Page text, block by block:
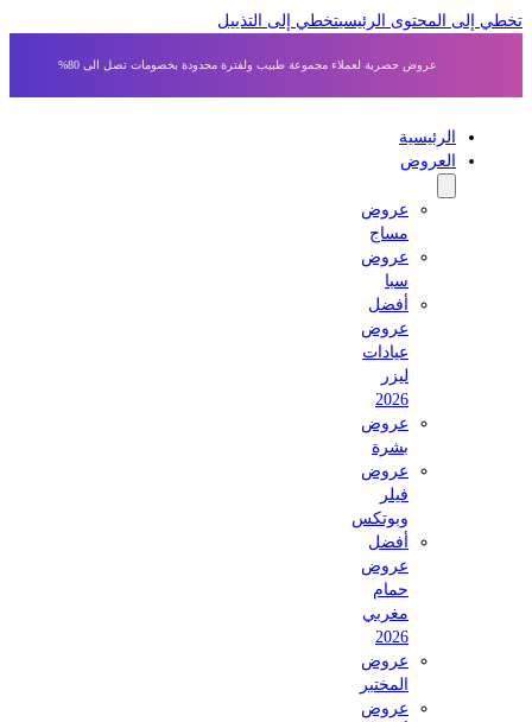
إلى المحتوى الرئيسي تخطي إلى التذييل
عروض حصرية لعملاء مجموعة طبيب ولفترة محدودة بخصومات تصل الى 80%
الرئيسية
العروض
عروض
مساج
عروض
أفضل
عروض
عيادات
عروض
بشرة
عروض
وبوتكس
أفضل
عروض
حمام
مغربي
عروض
المختبر
عروض